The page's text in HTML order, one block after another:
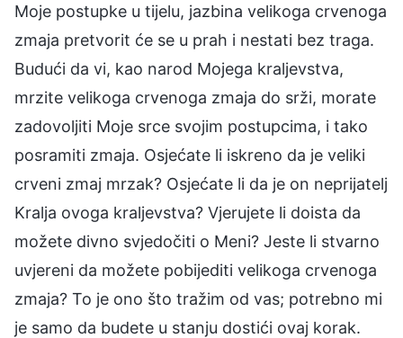
Moje postupke u tijelu, jazbina velikoga crvenoga
zmaja pretvorit će se u prah i nestati bez traga.
Budući da vi, kao narod Mojega kraljevstva,
mrzite velikoga crvenoga zmaja do srži, morate
zadovoljiti Moje srce svojim postupcima, i tako
posramiti zmaja. Osjećate li iskreno da je veliki
crveni zmaj mrzak? Osjećate li da je on neprijatelj
Kralja ovoga kraljevstva? Vjerujete li doista da
možete divno svjedočiti o Meni? Jeste li stvarno
uvjereni da možete pobijediti velikoga crvenoga
zmaja? To je ono što tražim od vas; potrebno mi
je samo da budete u stanju dostići ovaj korak.